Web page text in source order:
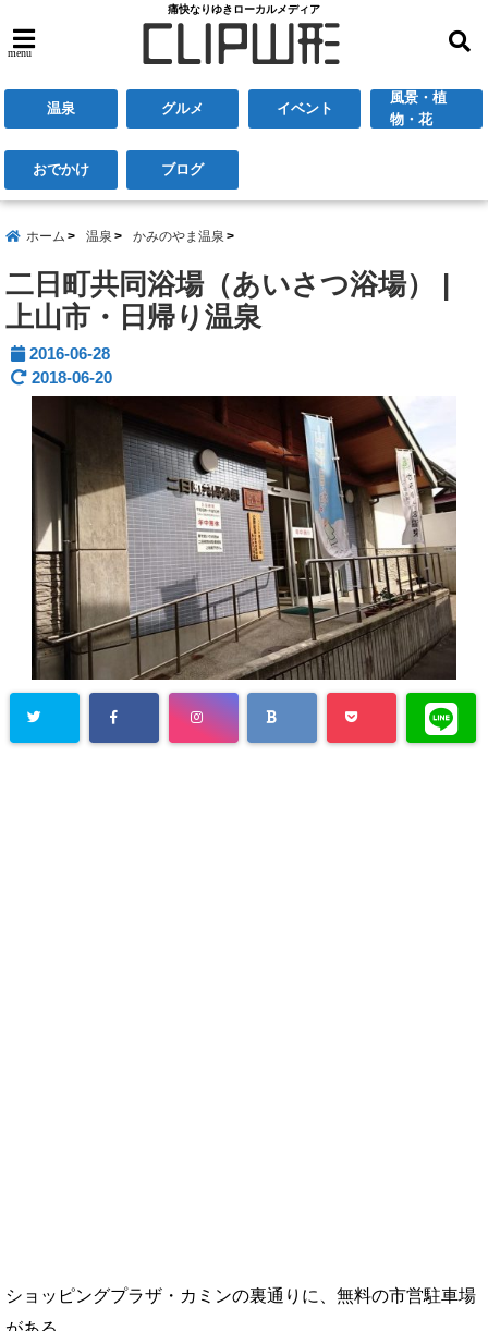
痛快なりゆきローカルメディア
menu
温泉 グルメ イベント
風景・植
物・花
おでかけ ブログ
ホーム 温泉 かみのやま温泉
二日町共同浴場（あいさつ浴場） |
上山市・日帰り温泉
2016-06-28
2018-06-20
ショッピングプラザ・カミンの裏通りに、無料の市営駐車場